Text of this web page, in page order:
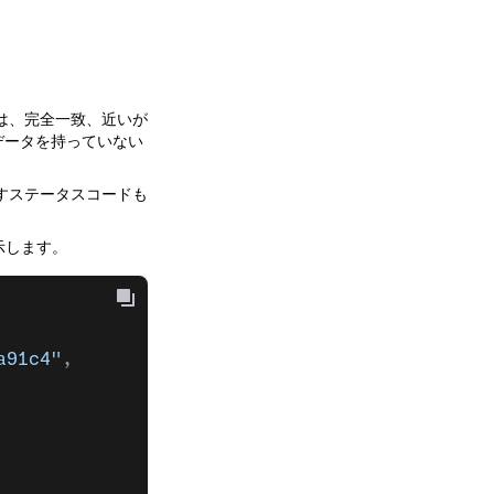
、完全一致、近いが
タを持っていない
ステータスコードも
ます。
,